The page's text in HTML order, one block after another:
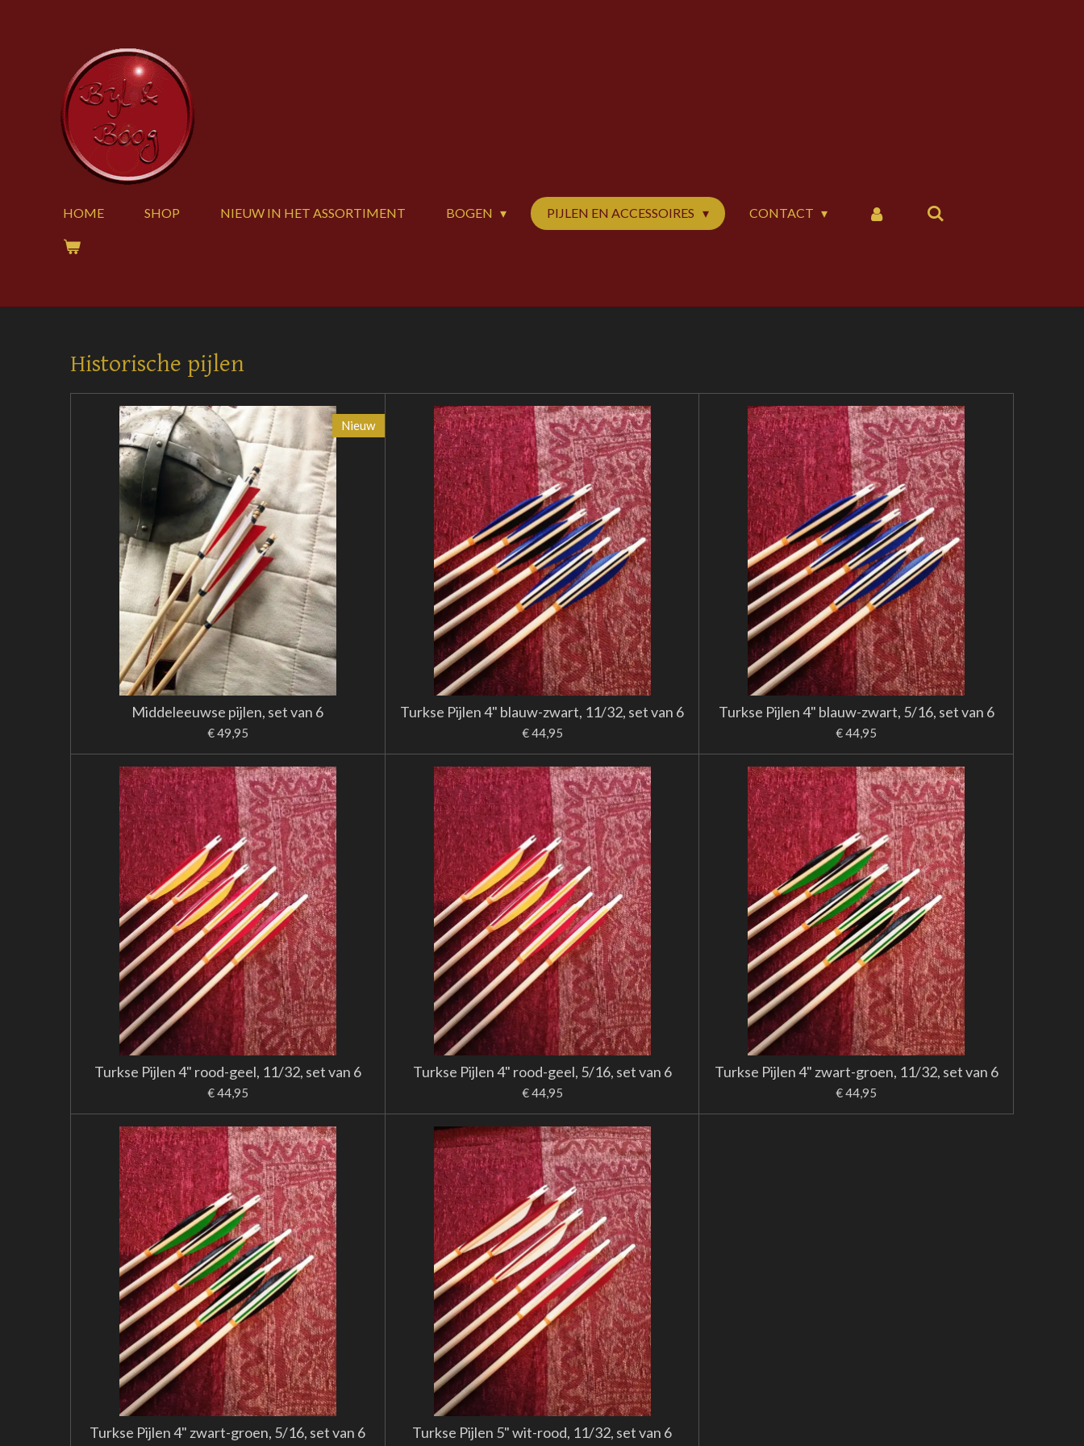
hoofdinhoud
HOME SHOP NIEUW IN HET ASSORTIMENT BOGEN PIJLEN EN ACCESSOIRES CONTACT
Historische pijlen
Nieuw
Middeleeuwse pijlen, set van 6
€ 49,95
Turkse Pijlen 4" blauw-zwart, 11/32, set van 6
€ 44,95
Turkse Pijlen 4" blauw-zwart, 5/16, set van 6
€ 44,95
Turkse Pijlen 4" rood-geel, 11/32, set van 6
€ 44,95
Turkse Pijlen 4" rood-geel, 5/16, set van 6
€ 44,95
Turkse Pijlen 4" zwart-groen, 11/32, set van 6
€ 44,95
Turkse Pijlen 4" zwart-groen, 5/16, set van 6 Turkse Pijlen 5" wit-rood, 11/32, set van 6